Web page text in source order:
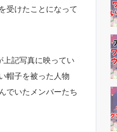
受けたことになって
記写真に映ってい
帽子を被った人物
でいたメンバーたち